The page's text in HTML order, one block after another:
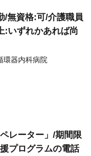
/無資格:可/介護職員
:いずれかあれば尚
環器内科病院
レーター」/期間限
プログラムの電話